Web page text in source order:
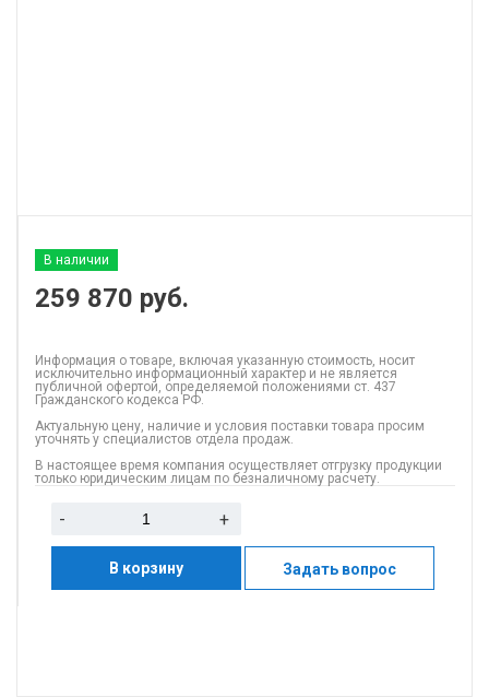
В наличии
259 870 руб.
Информация о товаре, включая указанную стоимость, носит
исключительно информационный характер и не является
публичной офертой, определяемой положениями ст. 437
Гражданского кодекса РФ.
Актуальную цену, наличие и условия поставки товара просим
уточнять у специалистов отдела продаж.
В настоящее время компания осуществляет отгрузку продукции
только юридическим лицам по безналичному расчету.
- +
В корзину Задать вопрос